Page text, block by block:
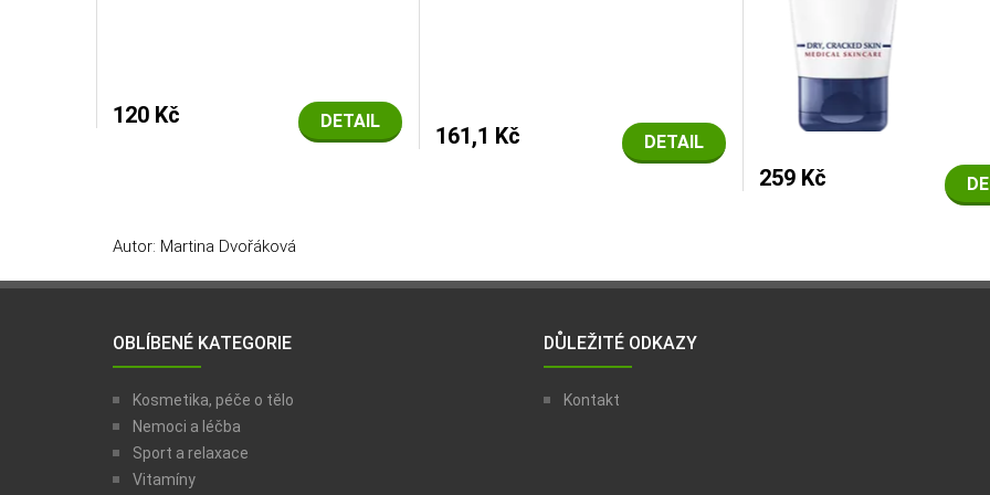
DETAIL
120 Kč
DETAIL
161,1 Kč
259 Kč
Autor: Martina Dvořáková
OBLÍBENÉ KATEGORIE
Kosmetika, péče o tělo
Nemoci a léčba
Sport a relaxace
Vitamíny
DŮLEŽITÉ ODKAZY
Kontakt